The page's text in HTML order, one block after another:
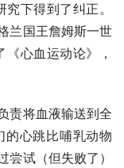
下得到了纠正。
兰国王詹姆斯一世
心血运动论》，
责将血液输送到全
的心跳比哺乳动物
试（但失败了）